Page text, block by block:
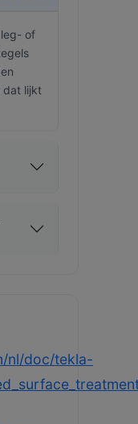
of
dat lijkt
nl/doc/tekla-